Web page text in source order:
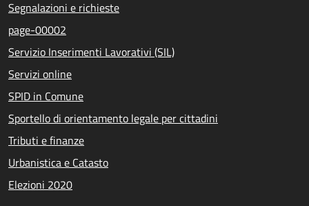
Segnalazioni e richieste
page-00002
Servizio Inserimenti Lavorativi (SIL)
Servizi online
SPID in Comune
Sportello di orientamento legale per cittadini
Tributi e finanze
Urbanistica e Catasto
Elezioni 2020